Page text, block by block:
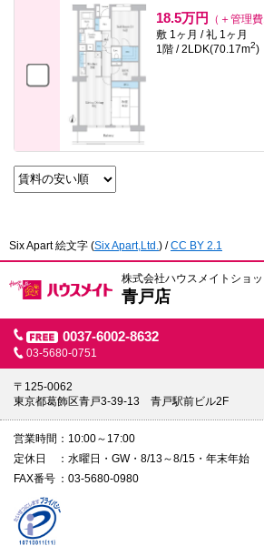
18.5万円
（＋管理
敷 1ヶ月 / 礼 1ヶ月
1階 / 2LDK(70.17m2)
Six Apart 絵文字 (Six Apart,Ltd.) /CC BY 2.1
株式会社ハウスメイトショ
青戸店
0037-6002-8632
03-5680-0751
〒125-0062
東京都葛飾区青戸3-39-13 青戸駅前ビル2F
営業時間
10:00～17:00
定休日
水曜日・GW・8/13～8/15・年末年始
FAX番号
03-5680-0980